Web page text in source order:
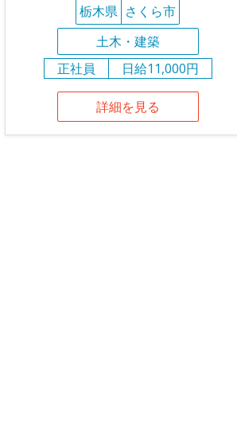
栃木県 さくら市
土木・建築
正社員
日給11,000円
詳細を見る